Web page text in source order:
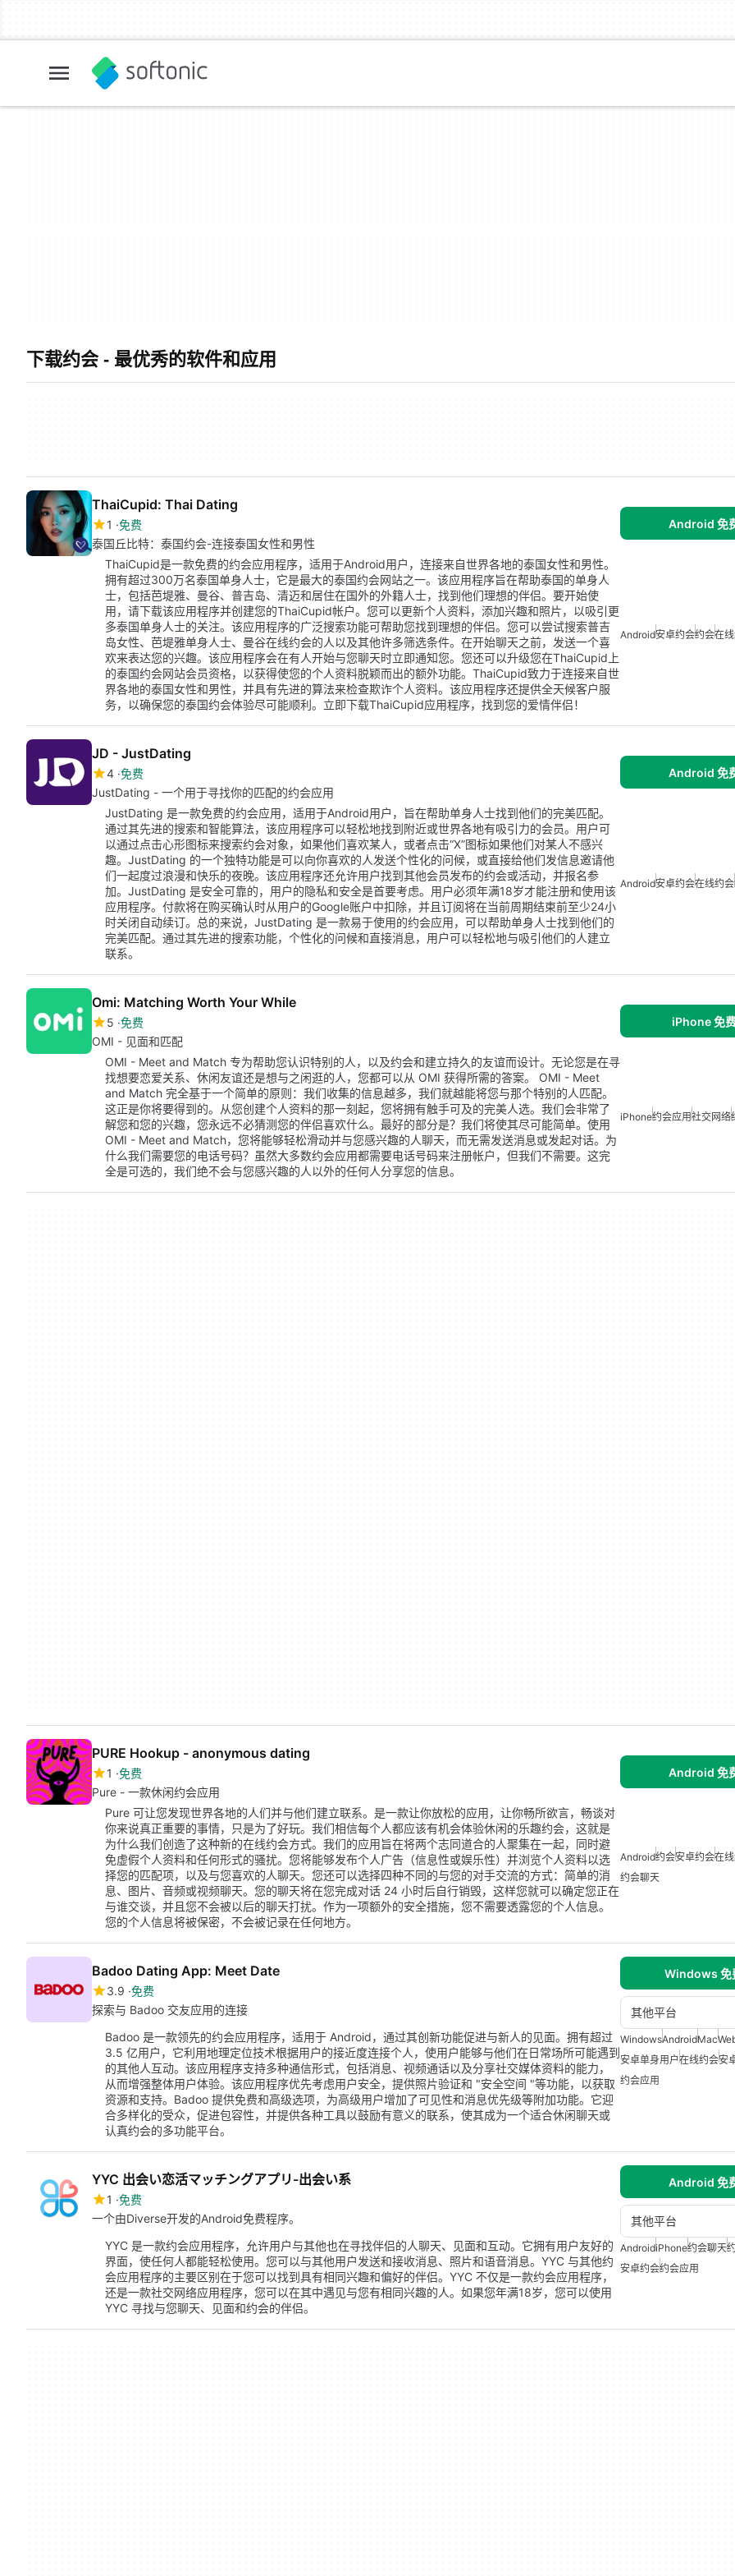
下载约会 - 最优秀的软件和应用
ThaiCupid: Thai Dating
1 免费
泰国丘比特：泰国约会-连接泰国女性和男性
Android 免
ThaiCupid是一款免费的约会应用程序，适用于Android用户，连接来自世界各地的泰国女性和男性。
拥有超过300万名泰国单身人士，它是最大的泰国约会网站之一。该应用程序旨在帮助泰国的单身人
士，包括芭堤雅、曼谷、普吉岛、清迈和居住在国外的外籍人士，找到他们理想的伴侣。要开始使
用，请下载该应用程序并创建您的ThaiCupid帐户。您可以更新个人资料，添加兴趣和照片，以吸引更
多泰国单身人士的关注。该应用程序的广泛搜索功能可帮助您找到理想的伴侣。您可以尝试搜索普吉
岛女性、芭堤雅单身人士、曼谷在线约会的人以及其他许多筛选条件。在开始聊天之前，发送一个喜
欢来表达您的兴趣。该应用程序会在有人开始与您聊天时立即通知您。您还可以升级您在ThaiCupid上
的泰国约会网站会员资格，以获得使您的个人资料脱颖而出的额外功能。ThaiCupid致力于连接来自世
界各地的泰国女性和男性，并具有先进的算法来检查欺诈个人资料。该应用程序还提供全天候客户服
务，以确保您的泰国约会体验尽可能顺利。立即下载ThaiCupid应用程序，找到您的爱情伴侣！
Android安卓约会约会在
JD - JustDating
4 免费
JustDating - 一个用于寻找你的匹配的约会应用
Android 免
JustDating 是一款免费的约会应用，适用于Android用户，旨在帮助单身人士找到他们的完美匹配。
通过其先进的搜索和智能算法，该应用程序可以轻松地找到附近或世界各地有吸引力的会员。用户可
以通过点击心形图标来搜索约会对象，如果他们喜欢某人，或者点击“X”图标如果他们对某人不感兴
趣。JustDating 的一个独特功能是可以向你喜欢的人发送个性化的问候，或直接给他们发信息邀请他
们一起度过浪漫和快乐的夜晚。该应用程序还允许用户找到其他会员发布的约会或活动，并报名参
加。JustDating 是安全可靠的，用户的隐私和安全是首要考虑。用户必须年满18岁才能注册和使用该
应用程序。付款将在购买确认时从用户的Google账户中扣除，并且订阅将在当前周期结束前至少24小
时关闭自动续订。总的来说，JustDating 是一款易于使用的约会应用，可以帮助单身人士找到他们的
完美匹配。通过其先进的搜索功能，个性化的问候和直接消息，用户可以轻松地与吸引他们的人建立
联系。
Android安卓约会在线约会
Omi: Matching Worth Your While
5 免费
OMI - 见面和匹配
iPhone 免
OMI - Meet and Match 专为帮助您认识特别的人，以及约会和建立持久的友谊而设计。无论您是在寻
找想要恋爱关系、休闲友谊还是想与之闲逛的人，您都可以从 OMI 获得所需的答案。 OMI - Meet
and Match 完全基于一个简单的原则：我们收集的信息越多，我们就越能将您与那个特别的人匹配。
这正是你将要得到的。从您创建个人资料的那一刻起，您将拥有触手可及的完美人选。我们会非常了
解您和您的兴趣，您永远不必猜测您的伴侣喜欢什么。最好的部分是？我们将使其尽可能简单。使用
OMI - Meet and Match，您将能够轻松滑动并与您感兴趣的人聊天，而无需发送消息或发起对话。为
什么我们需要您的电话号码？虽然大多数约会应用都需要电话号码来注册帐户，但我们不需要。这完
全是可选的，我们绝不会与您感兴趣的人以外的任何人分享您的信息。
iPhone约会应用社交网络
PURE Hookup - anonymous dating
1 免费
Pure - 一款休闲约会应用
Android 免
Pure 可让您发现世界各地的人们并与他们建立联系。是一款让你放松的应用，让你畅所欲言，畅谈对
你来说真正重要的事情，只是为了好玩。我们相信每个人都应该有机会体验休闲的乐趣约会，这就是
为什么我们创造了这种新的在线约会方式。我们的应用旨在将两个志同道合的人聚集在一起，同时避
免虚假个人资料和任何形式的骚扰。您将能够发布个人广告（信息性或娱乐性）并浏览个人资料以选
择您的匹配项，以及与您喜欢的人聊天。您还可以选择四种不同的与您的对手交流的方式：简单的消
息、图片、音频或视频聊天。您的聊天将在您完成对话 24 小时后自行销毁，这样您就可以确定您正在
与谁交谈，并且您不会被以后的聊天打扰。作为一项额外的安全措施，您不需要透露您的个人信息。
您的个人信息将被保密，不会被记录在任何地方。
Android约会安卓约会在
约会聊天
Badoo Dating App: Meet Date
3.9 免费
探索与 Badoo 交友应用的连接
Windows 免
其他平台
Badoo 是一款领先的约会应用程序，适用于 Android，通过其创新功能促进与新人的见面。拥有超过
3.5 亿用户，它利用地理定位技术根据用户的接近度连接个人，使用户能够与他们在日常场所可能遇到
的其他人互动。该应用程序支持多种通信形式，包括消息、视频通话以及分享社交媒体资料的能力，
从而增强整体用户体验。该应用程序优先考虑用户安全，提供照片验证和 "安全空间 "等功能，以获取
资源和支持。Badoo 提供免费和高级选项，为高级用户增加了可见性和消息优先级等附加功能。它迎
合多样化的受众，促进包容性，并提供各种工具以鼓励有意义的联系，使其成为一个适合休闲聊天或
认真约会的多功能平台。
WindowsAndroidMac
安卓单身用户在线约会安
约会应用
YYC 出会い恋活マッチングアプリ-出会い系
1 免费
一个由Diverse开发的Android免费程序。
Android 免
其他平台
YYC 是一款约会应用程序，允许用户与其他也在寻找伴侣的人聊天、见面和互动。它拥有用户友好的
界面，使任何人都能轻松使用。您可以与其他用户发送和接收消息、照片和语音消息。YYC 与其他约
会应用程序的主要区别在于您可以找到具有相同兴趣和偏好的伴侣。YYC 不仅是一款约会应用程序，
还是一款社交网络应用程序，您可以在其中遇见与您有相同兴趣的人。如果您年满18岁，您可以使用
YYC 寻找与您聊天、见面和约会的伴侣。
AndroidiPhone约会聊天
安卓约会约会应用